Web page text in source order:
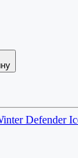
Defender